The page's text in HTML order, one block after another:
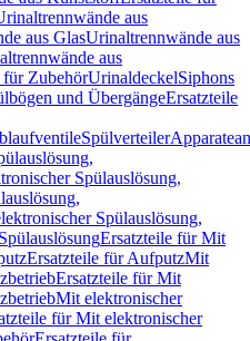
aus
aus GlasUrinaltrennwände aus
aus
für ZubehörUrinaldeckelSiphons
und ÜbergängeErsatzteile
Spülverteiler
Spülauslösung,
Spülauslösung,
Ersatzteile für Mit
Ersatzteile für AufputzMit
Ersatzteile für Mit
Mit elektronischer
für Mit elektronischer